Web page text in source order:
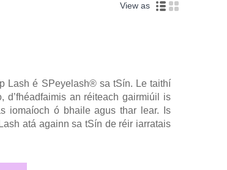
View as
Lash é SPeyelash® sa tSín. Le taithí
d’fhéadfaimis an réiteach gairmiúil is
iomaíoch ó bhaile agus thar lear. Is
atá againn sa tSín de réir iarratais